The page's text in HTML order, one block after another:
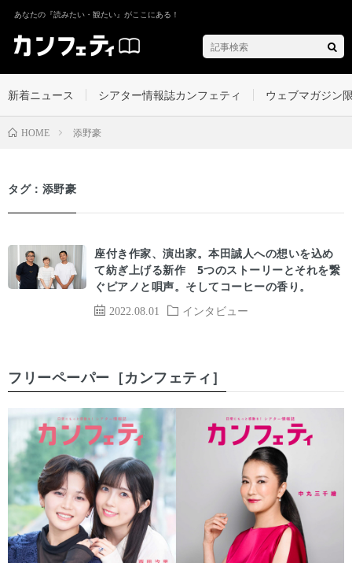
あなたの『読みたい・観たい』がここにある！
新着ニュース シアター情報誌カンフェティ ウェブマガジン
HOME 添野豪
タグ：添野豪
2022.08.01 インタビュー
座付き作家、演出家。本田誠人への想いを込め
て紡ぎ上げる新作 5つのストーリーとそれを繋
ぐピアノと唄声。そしてコーヒーの香り。
フリーペーパー［カンフェティ］